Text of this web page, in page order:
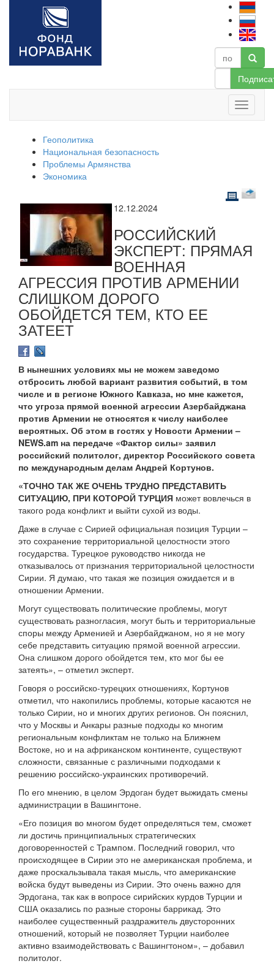
Геополитика
Национальная безопасность
Проблемы Армянства
Экономика
12.12.2024
РОССИЙСКИЙ
ЭКСПЕРТ: ПРЯМАЯ
ВОЕННАЯ
АГРЕССИЯ ПРОТИВ АРМЕНИИ
СЛИШКОМ ДОРОГО
ОБОЙДЕТСЯ ТЕМ, КТО ЕЕ
ЗАТЕЕТ
В нынешних условиях мы не можем заведомо
отбросить любой вариант развития событий, в том
числе и в регионе Южного Кавказа, но мне кажется,
что угроза прямой военной агрессии Азербайджана
против Армении не относятся к числу наиболее
вероятных. Об этом в гостях у Новости Армении –
NEWS.am на передаче «Фактор силы» заявил
российский политолог, директор Российского совета
по международным делам Андрей Кортунов.
«ТОЧНО ТАК ЖЕ ОЧЕНЬ ТРУДНО ПРЕДСТАВИТЬ
СИТУАЦИЮ, ПРИ КОТОРОЙ ТУРЦИЯ может вовлечься в
такого рода конфликт и выйти сухой из воды.
Даже в случае с Сирией официальная позиция Турции –
это сохранение территориальной целостности этого
государства. Турецкое руководство никогда не
отказывалось от признания территориальной целостности
Сирии. Я думаю, что такая же позиция ожидается и в
отношении Армении.
Могут существовать политические проблемы, могут
существовать разногласия, могут быть и территориальные
споры между Арменией и Азербайджаном, но я не могу
себе представить ситуацию прямой военной агрессии.
Она слишком дорого обойдется тем, кто мог бы ее
затеять», – отметил эксперт.
Говоря о российско-турецких отношениях, Кортунов
отметил, что накопились проблемы, которые касаются не
только Сирии, но и многих других регионов. Он пояснил,
что у Москвы и Анкары разные подходы ко многим
региональным конфликтам не только на Ближнем
Востоке, но и на африканском континенте, существуют
сложности, связанные с различными подходами к
решению российско-украинских противоречий.
По его мнению, в целом Эрдоган будет выжидать смены
администрации в Вашингтоне.
«Его позиция во многом будет определяться тем, сможет
ли достичь принципиальных стратегических
договоренностей с Трампом. Последний говорил, что
происходящее в Сирии это не американская проблема, и
даже проскальзывала такая мысль, что американские
войска будут выведены из Сирии. Это очень важно для
Эрдогана, так как в вопросе сирийских курдов Турции и
США оказались по разные стороны баррикад. Это
наиболее существенный раздражитель двусторонних
отношений, который не позволяет Турции наиболее
активно взаимодействовать с Вашингтоном», – добавил
политолог.